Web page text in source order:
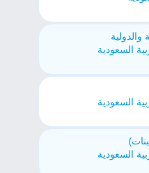
والدولية
السعودية
السعودية
السعودية